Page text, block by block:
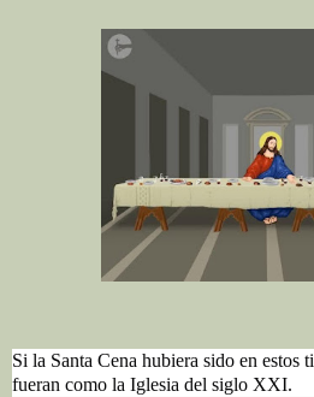
Si la Santa Cena hubiera sido en estos
fueran como la Iglesia del siglo XXI.